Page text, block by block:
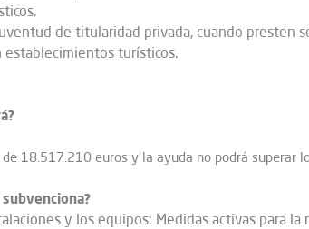
de titularidad privada, cuando presten
establecimientos turísticos.
18.517.210 euros y la ayuda no podrá superar
y los equipos: Medidas activas para